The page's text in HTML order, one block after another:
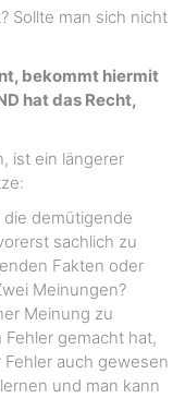
Sollte man sich nicht
bekommt hiermit
hat das Recht,
ist ein längerer
die demütigende
sachlich zu
Fakten oder
Meinungen?
Meinung zu
gemacht hat,
auch gewesen
und man kann